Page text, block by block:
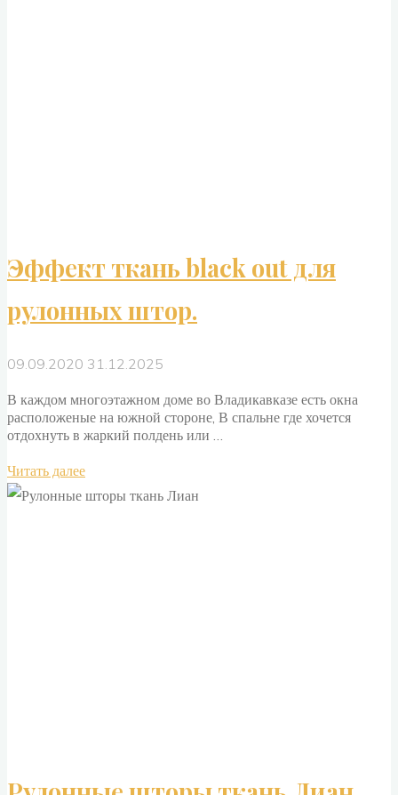
Эффект ткань black out для
рулонных штор.
09.09.2020 31.12.2025
В каждом многоэтажном доме во Владикавказе есть окна
расположеные на южной стороне, В спальне где хочется
отдохнуть в жаркий полдень или …
Читать далее"Эффект
ткань